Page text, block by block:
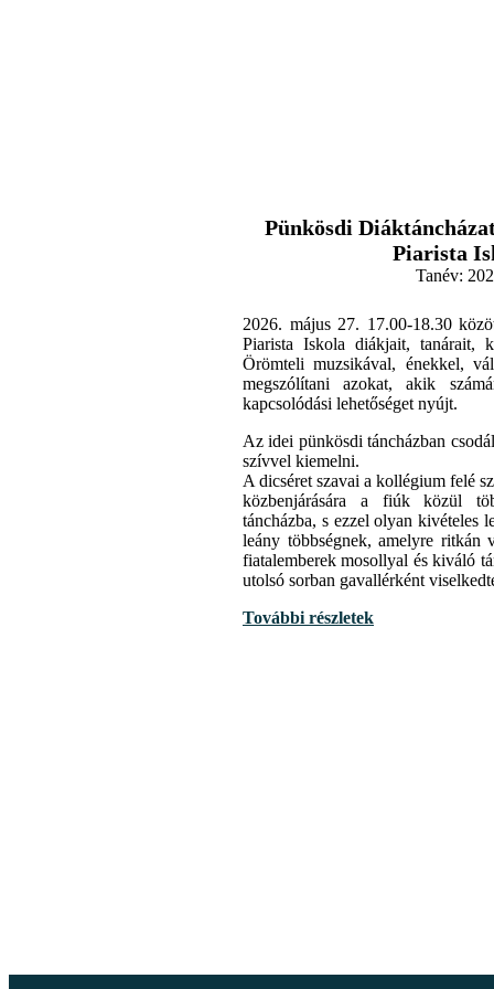
,
Pünkösdi
Piarista
Tanév:
2026. május 27. 17.00-18.30
Piarista Iskola diákjait, tanárait,
Örömteli muzsikával, énekkel,
megszólítani azokat, akik
kapcsolódási lehetőséget nyújt.
Az idei pünkösdi táncházban
szívvel kiemelni.
A dicséret szavai a kollégium felé
közbenjárására a fiúk közül
táncházba, s ezzel olyan kivételes
leány többségnek, amelyre ritkán
fiatalemberek mosollyal és kiváló
utolsó sorban gavallérként
További részletek